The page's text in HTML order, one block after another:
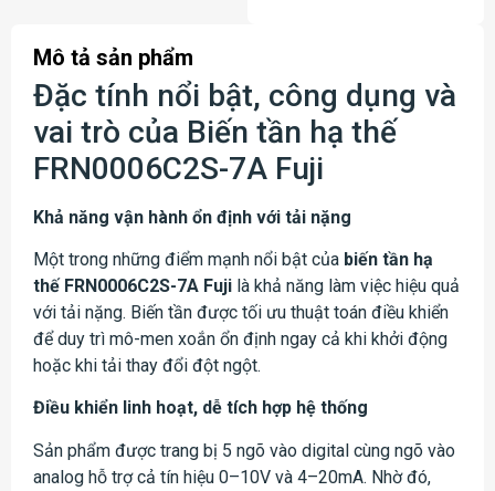
Mô tả sản phẩm
Đặc tính nổi bật, công dụng và
vai trò của Biến tần hạ thế
FRN0006C2S-7A Fuji
Khả năng vận hành ổn định với tải nặng
Một trong những điểm mạnh nổi bật của biến tần hạ
thế FRN0006C2S-7A Fuji là khả năng làm việc hiệu quả
với tải nặng. Biến tần được tối ưu thuật toán điều khiển
để duy trì mô-men xoắn ổn định ngay cả khi khởi động
hoặc khi tải thay đổi đột ngột.
Điều khiển linh hoạt, dễ tích hợp hệ thống
Sản phẩm được trang bị 5 ngõ vào digital cùng ngõ vào
analog hỗ trợ cả tín hiệu 0–10V và 4–20mA. Nhờ đó,